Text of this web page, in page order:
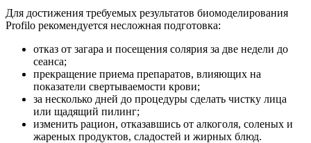
Для достижения требуемых результатов биомоделирования
Profilo рекомендуется несложная подготовка:
отказ от загара и посещения солярия за две недели до
сеанса;
прекращение приема препаратов, влияющих на
показатели свертываемости крови;
за несколько дней до процедуры сделать чистку лица
или щадящий пилинг;
изменить рацион, отказавшись от алкоголя, соленых и
жареных продуктов, сладостей и жирных блюд.